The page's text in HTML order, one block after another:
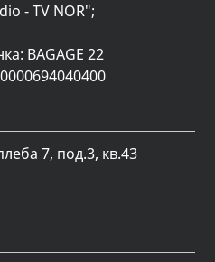
- TV NOR";
BAGAGE 22
7, под.3, кв.43